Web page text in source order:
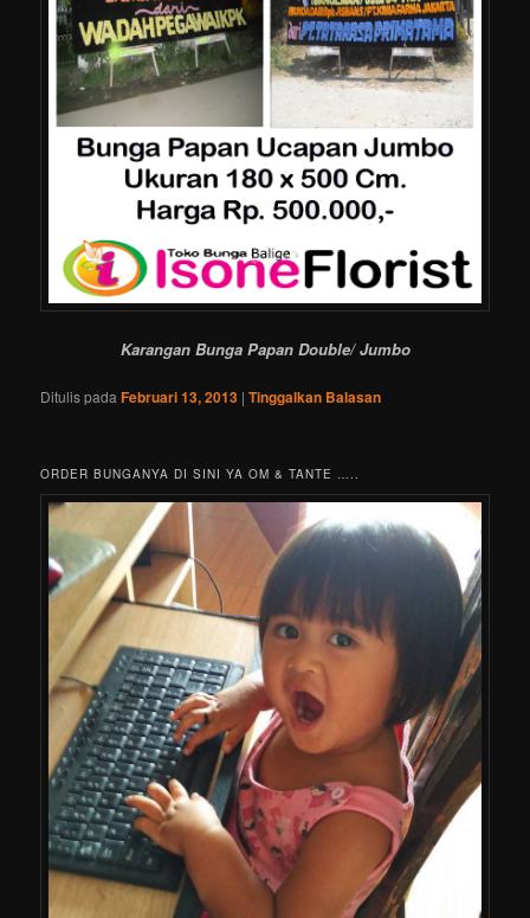
Karangan Bunga Papan Double/ Jumbo
Ditulis padaFebruari 13, 2013 |Tinggalkan Balasan
ORDER BUNGANYA DI SINI YA OM & TANTE …..